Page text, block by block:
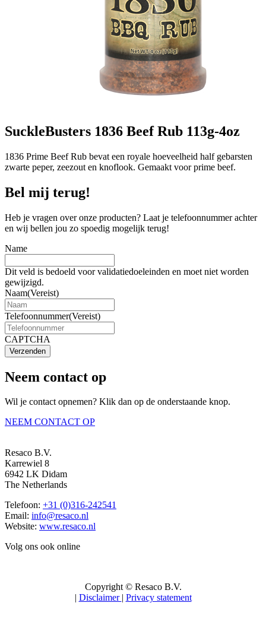
SuckleBusters 1836 Beef Rub 113g-4oz
1836 Prime Beef Rub bevat een royale hoeveelheid half gebarsten
zwarte peper, zeezout en knoflook. Gemaakt voor prime beef.
Bel mij terug!
Heb je vragen over onze producten? Laat je telefoonnummer achter
en wij bellen jou zo spoedig mogelijk terug!
Name
Dit veld is bedoeld voor validatiedoeleinden en moet niet worden
gewijzigd.
Naam(Vereist)
Telefoonnummer(Vereist)
CAPTCHA
Verzenden
Neem contact op
Wil je contact opnemen? Klik dan op de onderstaande knop.
NEEM CONTACT OP
Resaco B.V.
Karrewiel 8
6942 LK Didam
The Netherlands
Telefoon: +31 (0)316-242541
Email: info@resaco.nl
Website: www.resaco.nl
Volg ons ook online
Copyright © Resaco B.V.
| Disclaimer | Privacy statement